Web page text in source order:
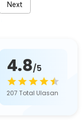
Next
4.8/5
207 Total Ulasan